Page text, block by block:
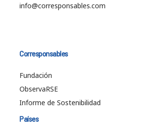
info@corresponsables.com
Corresponsables
Fundación
ObservaRSE
Informe de Sostenibilidad
Países